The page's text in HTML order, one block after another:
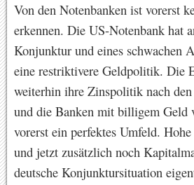
Von den Notenbanken ist vorerst
erkennen. Die US-Notenbank hat
Konjunktur und eines schwachen
eine restriktivere Geldpolitik. Die
weiterhin ihre Zinspolitik nach
und die Banken mit billigem Geld
vorerst ein perfektes Umfeld.
und jetzt zusätzlich noch
deutsche Konjunktursituation